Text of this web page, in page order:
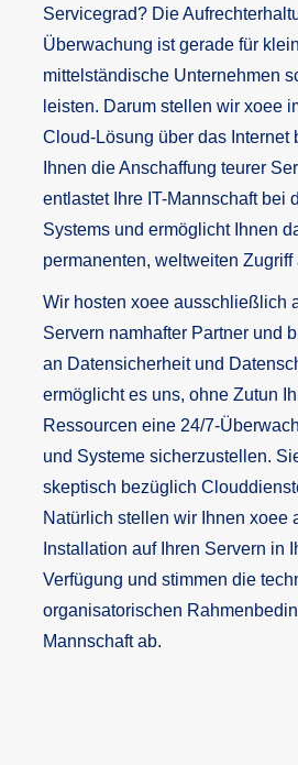
Servicegrad? Die
Überwachung ist gerade für
mittelständische Unternehmen
leisten. Darum stellen wir xoee
Cloud-Lösung über das Internet
Ihnen die Anschaffung teurer
entlastet Ihre IT-Mannschaft bei
Systems und ermöglicht Ihnen
permanenten, weltweiten Zugriff
Wir hosten xoee ausschließlich
Servern namhafter Partner und
an Datensicherheit und
ermöglicht es uns, ohne Zutun
Ressourcen eine 24/7-
und Systeme sicherzustellen.
skeptisch bezüglich
Natürlich stellen wir Ihnen xoee
Installation auf Ihren Servern in
Verfügung und stimmen die
organisatorischen
Mannschaft ab.